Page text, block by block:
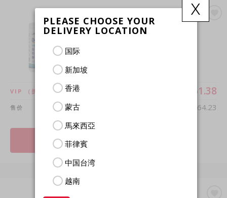
x
PLEASE CHOOSE YOUR
DELIVERY LOCATION
国际
新加坡
香港
蒙古
馬來西亞
菲律賓
中国台湾
越南
LAC DEFENSE-1®
全方位奶蛋白饮品
VIP （折扣20％） $51.38
售价 $64.23
加入购物车